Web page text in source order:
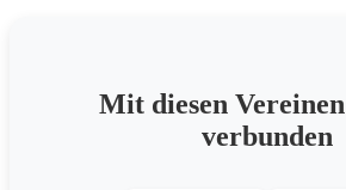
Mit diesen
verbunden